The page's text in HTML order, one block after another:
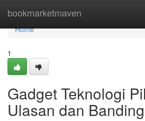
bookmarketmaven
Home
Home
1
Gadget Teknologi
Ulasan dan